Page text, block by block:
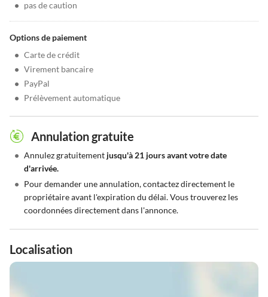
• pas de caution
Options de paiement
• Carte de crédit
• Virement bancaire
• PayPal
• Prélèvement automatique
Annulation gratuite
• Annulez gratuitement jusqu'à 21 jours avant votre date
d'arrivée.
• Pour demander une annulation, contactez directement le
propriétaire avant l'expiration du délai. Vous trouverez les
coordonnées directement dans l'annonce.
Localisation